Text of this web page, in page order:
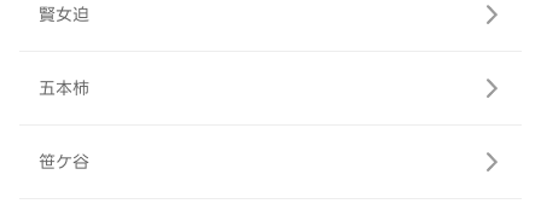
賢女迫
五本柿
笹ケ谷